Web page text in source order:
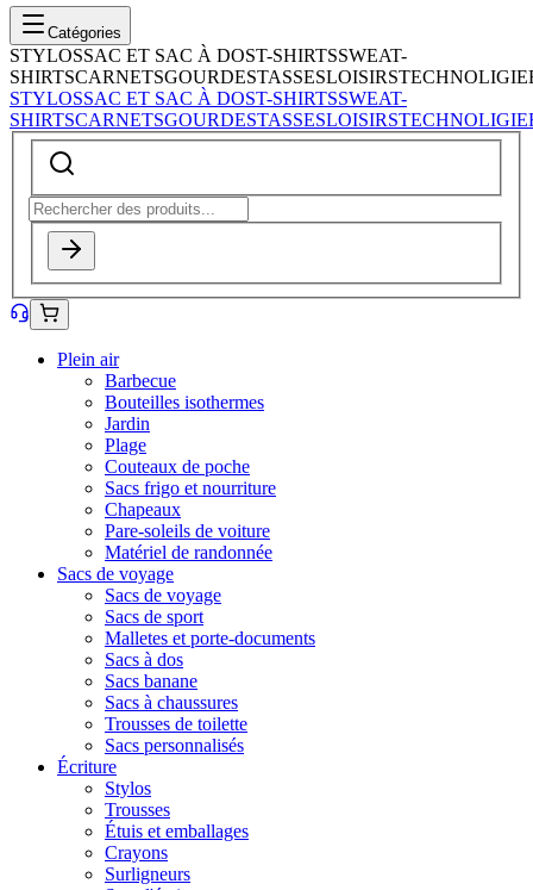
Catégories
STYLOSSAC ET SAC À DOST-SHIRTSSWEAT-
SHIRTSCARNETSGOURDESTASSESLOISIRSTECHNOLIGIE
STYLOSSAC ET SAC À DOST-SHIRTSSWEAT-
SHIRTSCARNETSGOURDESTASSESLOISIRSTECHNOLIGIE
Plein air
Barbecue
Bouteilles isothermes
Jardin
Plage
Couteaux de poche
Sacs frigo et nourriture
Chapeaux
Pare-soleils de voiture
Matériel de randonnée
Sacs de voyage
Sacs de voyage
Sacs de sport
Malletes et porte-documents
Sacs à dos
Sacs banane
Sacs à chaussures
Trousses de toilette
Sacs personnalisés
Écriture
Stylos
Trousses
Étuis et emballages
Crayons
Surligneurs